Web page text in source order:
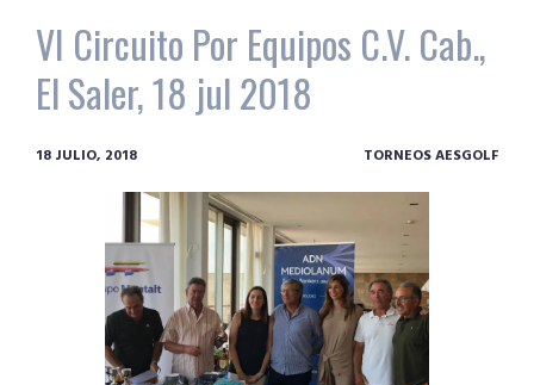
VI Circuito Por Equipos C.V. Cab.,
El Saler, 18 jul 2018
18 JULIO, 2018 TORNEOS AESGOLF